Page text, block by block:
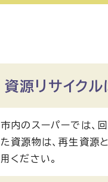
資源リサイク
市内のスーパーでは、
た資源物は、再生資源
用ください。